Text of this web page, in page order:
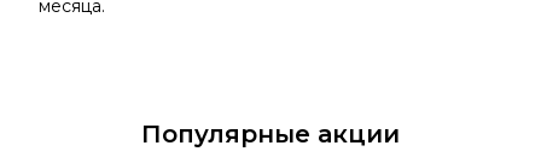
месяца.
Популярные акции